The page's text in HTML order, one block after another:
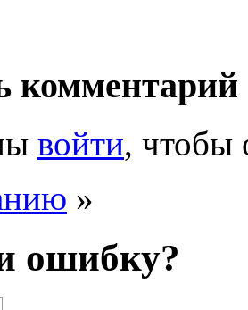
комментарий
войти, чтобы
»
ошибку?